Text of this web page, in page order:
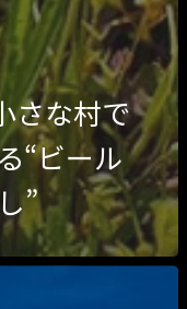
さな村で
“ビール
”
／音楽
／まちづくり
／経営
福祉